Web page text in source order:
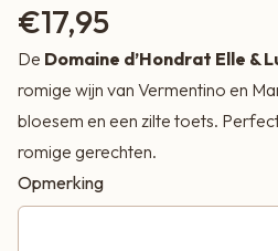
€17,95
De Domaine d’Hondrat Elle &
romige wijn van Vermentino en
bloesem en een zilte toets.
romige gerechten.
Opmerking